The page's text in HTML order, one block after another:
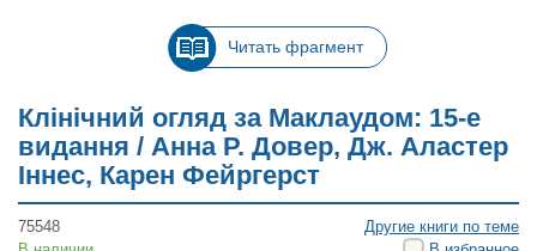
Читать фрагмент
Клінічний огляд за Маклаудом: 15-е
видання / Анна Р. Довер, Дж. Аластер
Іннес, Карен Фейргерст
75548
Другие книги по теме